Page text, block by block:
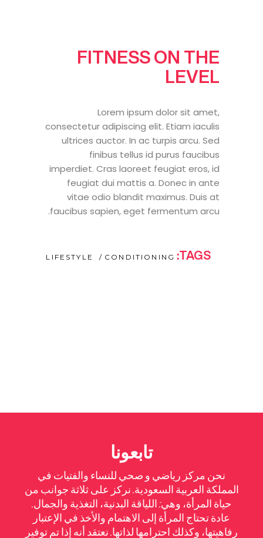
FITNESS ON THE
LEVEL
Lorem ipsum dolor sit amet,
consectetur adipiscing elit. Etiam iaculis
ultrices auctor. In ac turpis arcu. Sed
finibus tellus id purus faucibus
imperdiet. Cras laoreet feugiat eros, id
feugiat dui mattis a. Donec in ante
vitae odio blandit maximus. Duis at
faucibus sapien, eget fermentum arcu.
TAGS:
CONDITIONING
LIFESTYLE
تابعونا
نحن مركز رياضي و صحي للنساء والفتيات في
المملكة العربية السعودية. نركز على ثلاثة جوانب من
حياة المرأة، وهي: اللياقة البدنية، التغذية والجمال.
عادة تحتاج المرأة إلى الاهتمام والأخذ في الإعتبار
رفاهيتها، وكذلك احترامها لذاتها. نعتقد أنه إذا تم توفير